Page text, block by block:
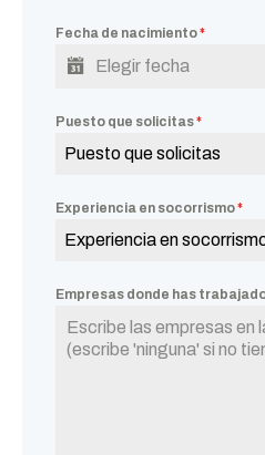
Fecha de nacimiento*
Puesto que solicitas*
Puesto que solicitas
Experiencia en socorrismo*
Experiencia en
Empresas donde has